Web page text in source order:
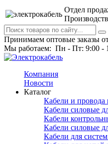
Отдел
Принимаем оптовые заказы
Мы работаем: Пн - Пт: 9:00 -
Компания
Новости
Каталог
Кабели и провода
Кабели силовые
Кабели
Кабели силовые
Кабели для